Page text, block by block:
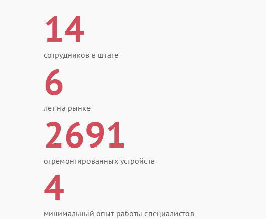
14
сотрудников в штате
6
лет на рынке
2691
отремонтированных устройств
4
минимальный опыт работы специалистов